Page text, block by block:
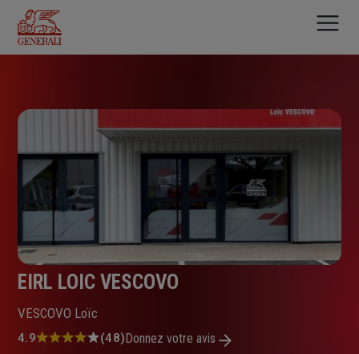
contenu
principal
EIRL LOIC VESCOVO
VESCOVO Loïc
Note
4.9 (48)Donnez votre avis